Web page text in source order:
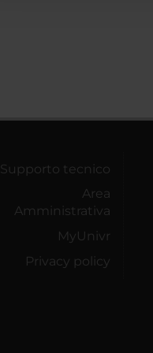
Supporto tecnico
Area
Amministrativa
MyUnivr
Privacy policy